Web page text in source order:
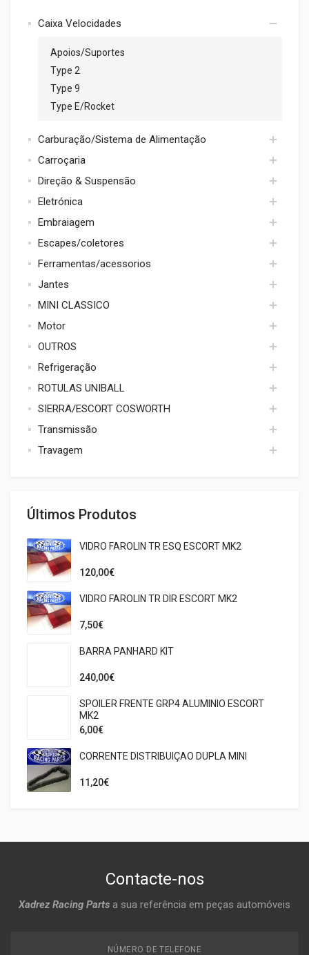
Caixa Velocidades
Apoios/Suportes
Type 2
Type 9
Type E/Rocket
Carburação/Sistema de Alimentação
Acessorios
Coletores admissão
Filtros
Kits Acelarador/Cabos
Reguladores pressão/bombas gasolina
Carroçaria
Apoios / Reforço
Borrachas
Exterior
Interior
Direção & Suspensão
Direção
Porcas/Casquilhos
Suspensão
Eletrónica
Acessorios Electricos
Distribuidores/Acessorios
Embraiagem
Cabos Embraiagem
Escapes/coletores
Colectores
LINHA DE ESCAPE
Ferramentas/acessorios
Jantes
MINI CLASSICO
Motor
Cosworth
Essex 3.0
Oil Catch/ Respiro
Pinto
OUTROS
MATERIAL VARIAS MARCAS
Refrigeração
Tubagem
ROTULAS UNIBALL
ROTULAS UNIBALL
SIERRA/ESCORT COSWORTH
Transmissão
Diferencial
Rolamentos
Travagem
Kit Tubos
PASTILHAS
Pedaleiras
Últimos Produtos
VIDRO FAROLIN TR ESQ ESCORT MK2
120,00€
VIDRO FAROLIN TR DIR ESCORT MK2
7,50€
BARRA PANHARD KIT
240,00€
SPOILER FRENTE GRP4 ALUMINIO ESCORT
MK2
6,00€
CORRENTE DISTRIBUIÇAO DUPLA MINI
11,20€
Contacte-nos
Xadrez Racing Parts a sua referência em peças automóveis
NÚMERO DE TELEFONE